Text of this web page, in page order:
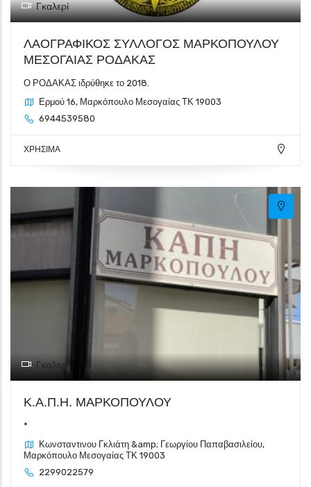
Γκαλερί
ΛΑΟΓΡΑΦΙΚΟΣ ΣΥΛΛΟΓΟΣ ΜΑΡΚΟΠΟΥΛΟΥ
ΜΕΣΟΓΑΙΑΣ ΡΟΔΑΚΑΣ
Ο ΡΟΔΑΚΑΣ ιδρύθηκε το 2018.
Ερμού 16, Μαρκόπουλο Μεσογαίας ΤΚ 19003
6944539580
ΧΡΗΣΙΜΑ
Γκαλερί
Κ.Α.Π.Η. ΜΑΡΚΟΠΟΥΛΟΥ
*
Κωνσταντινου Γκλιάτη &amp; Γεωργίου Παπαβασιλείου,
Μαρκόπουλο Μεσογαίας ΤΚ 19003
2299022579